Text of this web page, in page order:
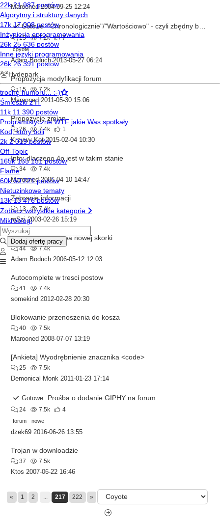
Marooned 2004-09-25 12:24
Gotowe "Chronologicznie"/"Wartościowo" - czyli zbędny bajer?
15 7.2k
7
coyote
Adam Boduch 2013-05-27 06:24
Propozycja modyfikacji forum
15 7.2k
Marooned 2011-05-30 15:06
Propozycje zmian
26 7.4k 1
Krzywy Kot 2015-02-04 10:30
Info: dlaczego 4p jest w takim stanie
34 7.4k
Marooned 2006-04-10 14:47
Zebranie informacji
13 7.4k
roSzi 2003-02-26 15:19
Wersja podgladowa nowej skorki
44 7.4k
Adam Boduch 2006-05-12 12:03
Autocomplete w tresci postow
41 7.4k
somekind 2012-02-28 20:30
Blokowanie przenoszenia do kosza
40 7.5k
Marooned 2008-07-07 13:19
[Ankieta] Wyodrębnienie znacznika <code>
25 7.5k
Demonical Monk 2011-01-23 17:14
Gotowe Prośba o dodanie GIPHY na forum
24 7.5k
4
forum
nowe
dzek69 2016-06-26 13:55
Trojan w downloadzie
37 7.5k
Ktos 2007-06-22 16:46
« 1 2 ... 217 222 »